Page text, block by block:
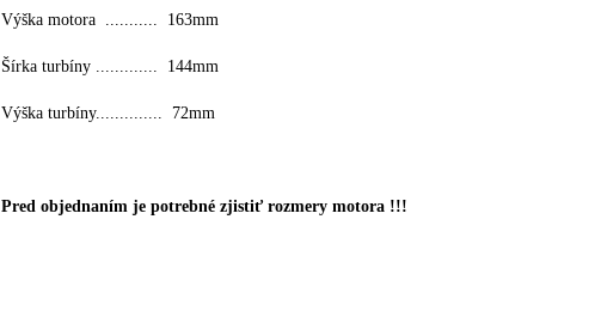
Výška motora ........... 163mm
Šírka turbíny ............. 144mm
Výška turbíny.............. 72mm
Pred objednaním je potrebné zjistiť rozmery motora !!!